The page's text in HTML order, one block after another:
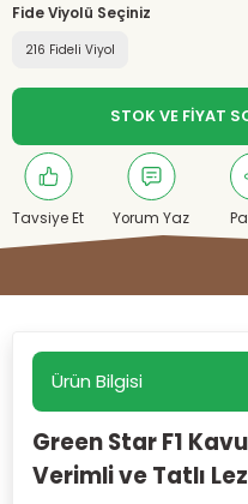
Fide Viyolü Seçiniz
216 Fideli Viyol
STOK VE FİYAT
Tavsiye Et Yorum Yaz
Ürün Bilgisi
Green Star F1
Verimli ve Tatlı